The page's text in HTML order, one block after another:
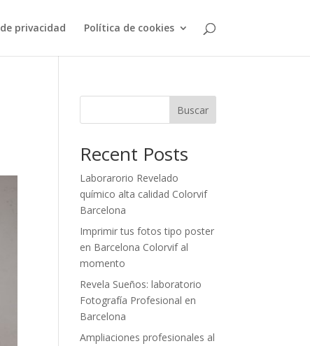
privacidad Política de cookies
Buscar
Recent Posts
Laborarorio Revelado
químico alta calidad Colorvif
Barcelona
Imprimir tus fotos tipo poster
en Barcelona Colorvif al
momento
Revela Sueños: laboratorio
Fotografía Profesional en
Barcelona
Ampliaciones profesionales al